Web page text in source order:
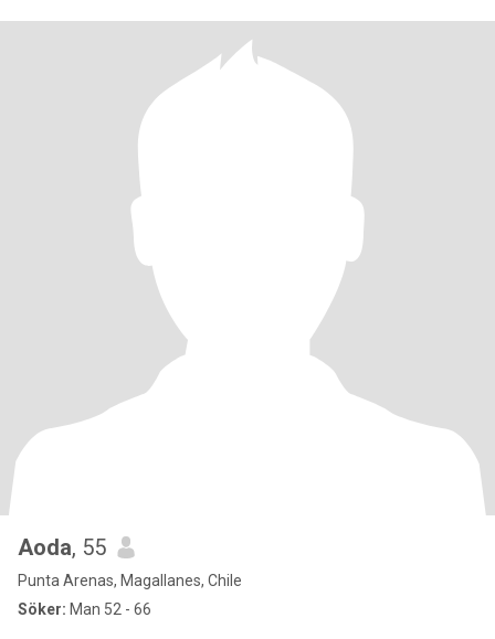
Aoda, 55
Punta Arenas, Magallanes, Chile
Söker: Man 52 - 66